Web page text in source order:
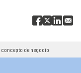
concepto de negocio